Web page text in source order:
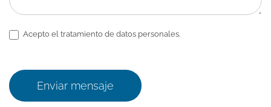
Acepto el tratamiento de datos personales.
Enviar mensaje